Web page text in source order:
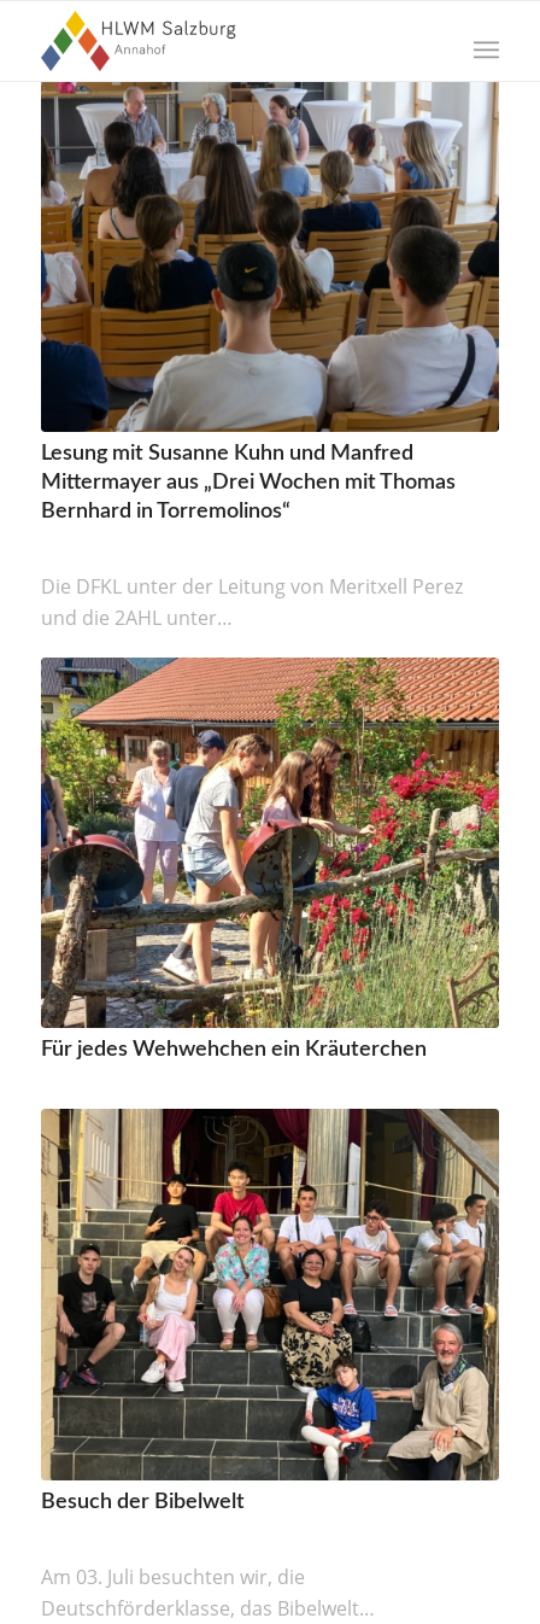
Lesung mit Susanne Kuhn und Manfred
Mittermayer aus „Drei Wochen mit Thomas
Bernhard in Torremolinos“
Die DFKL unter der Leitung von Meritxell Perez
und die 2AHL unter…
Für jedes Wehwehchen ein Kräuterchen
Besuch der Bibelwelt
Am 03. Juli besuchten wir, die
Deutschförderklasse, das Bibelwelt…